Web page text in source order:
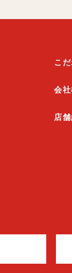
こ
会
店